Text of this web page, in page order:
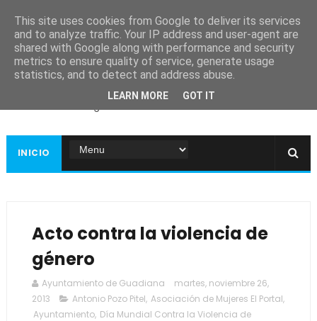
Ayuntamiento de
Guadiana
INICIO
Acto contra la violencia de
género
Ayuntamiento de Guadiana
martes, noviembre 26,
2013
Antonio Pozo Pitel, Asociación de Mujeres El Portal,
Ayuntamiento, Día Mundial Contra la Violencia de
This site uses cookies from Google to deliver its services
and to analyze traffic. Your IP address and user-agent are
shared with Google along with performance and security
metrics to ensure quality of service, generate usage
statistics, and to detect and address abuse.
LEARN MORE GOT IT